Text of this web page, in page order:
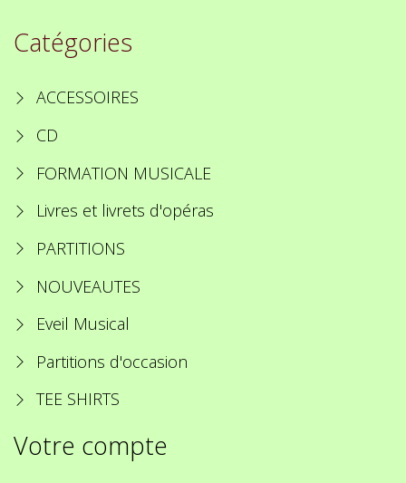
Catégories
ACCESSOIRES
CD
FORMATION MUSICALE
Livres et livrets d'opéras
PARTITIONS
NOUVEAUTES
Eveil Musical
Partitions d'occasion
TEE SHIRTS
Votre compte